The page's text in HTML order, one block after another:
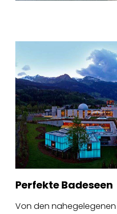
Perfekte Badeseen
Von den nahegelegenen